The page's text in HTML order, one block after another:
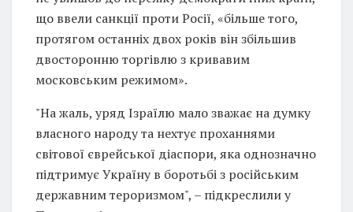
що ввели санкції проти Росії, «більше того,
протягом останніх двох років він збільшив
двосторонню торгівлю з кривавим
московським режимом».
"На жаль, уряд Ізраїлю мало зважає на думку
власного народу та нехтує проханнями
світової єврейської діаспори, яка однозначно
підтримує Україну в боротьбі з російським
державним тероризмом", – підкреслили у